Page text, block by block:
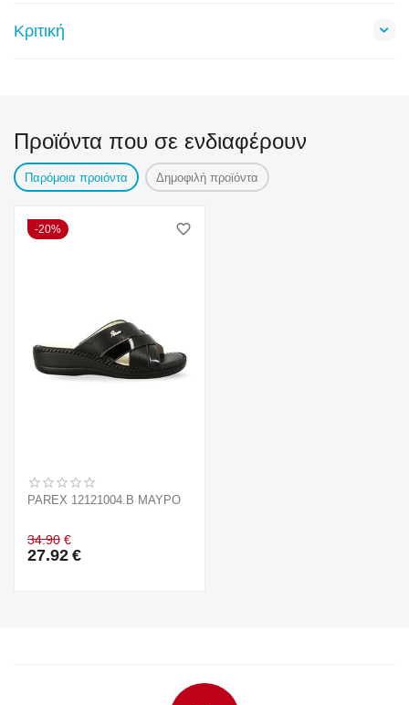
Κριτική
Προϊόντα που σε ενδιαφέρουν
Παρόμοια προιόντα Δημοφιλή προϊόντα
20%
PAREX 12121004.B ΜΑΥΡΟ
34.90 €
27.92 €